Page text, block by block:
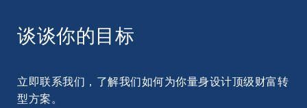
谈谈你的目标
立即联系我们，了解我们如何为你量身设计顶级财富转
型方案。